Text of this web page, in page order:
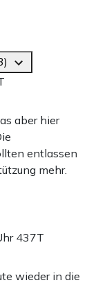
aber hier
entlassen
mehr.
437T
wieder in die